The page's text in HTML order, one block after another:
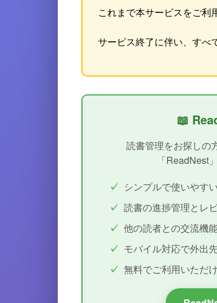
これまで本サービスをご利
サービス終了に伴い、すべ
📖
読書管理をお探しの
「ReadNest
シンプルで使いやす
読書の進捗管理とレ
他の読者との交流機
モバイル対応で外出
無料でご利用いただ